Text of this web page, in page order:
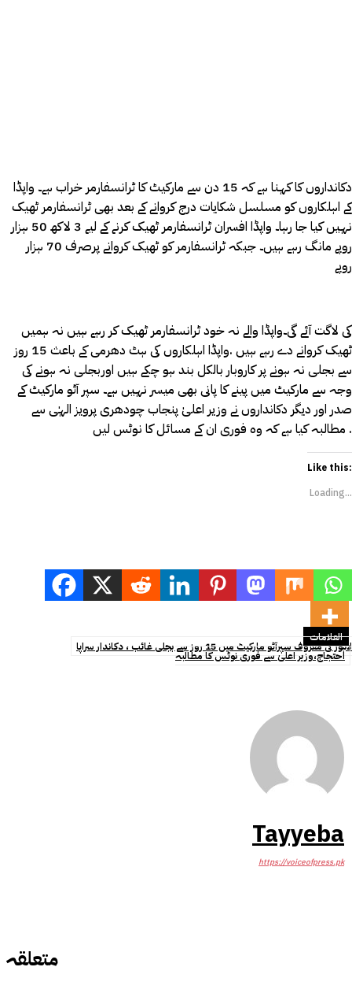
متعلقہ
دکانداروں کا کہنا ہے کہ 15 دن سے مارکیٹ کا ٹرانسفارمر خراب ہے۔ واپڈا
کے اہلکاروں کو مسلسل شکایات درج کروانے کے بعد بھی ٹرانسفارمر ٹھیک
نہیں کیا جا رہا۔ واپڈا افسران ٹرانسفارمر ٹھیک کرنے کے لیے 3 لاکھ 50 ہزار
روپے مانگ رہے ہیں۔ جبکہ ٹرانسفارمر کو ٹھیک کروانے پرصرف 70 ہزار
روپے
کی لاگت آئے گی۔واپڈا والے نہ خود ٹرانسفارمر ٹھیک کر رہے ہیں نہ ہمیں
ٹھیک کروانے دے رہے ہیں .واپڈا اہلکاروں کی ہٹ دھرمی کے باعث 15 روز
سے بجلی نہ ہونے پر کاروبار بالکل بند ہو چکے ہیں اوربجلی نہ ہونے کی
وجہ سے مارکیٹ میں پینے کا پانی بھی میسر نہیں ہے۔ سپر آٹو مارکیٹ کے
صدر اور دیگر دکانداروں نے وزیر اعلیٰ پنجاب چودھری پرویز الہٰی سے
مطالبہ کیا ہے کہ وہ فوری ان کے مسائل کا نوٹس لیں .
Like this:
Loading...
العلامات
لاہور کی معروف سپرآٹو مارکیٹ میں 15 روز سے بجلی غائب ، دکاندار سراپا
احتجاج،وزیر اعلیٰ سے فوری نوٹس کا مطالبہ
Tayyeba
https://voiceofpress.pk